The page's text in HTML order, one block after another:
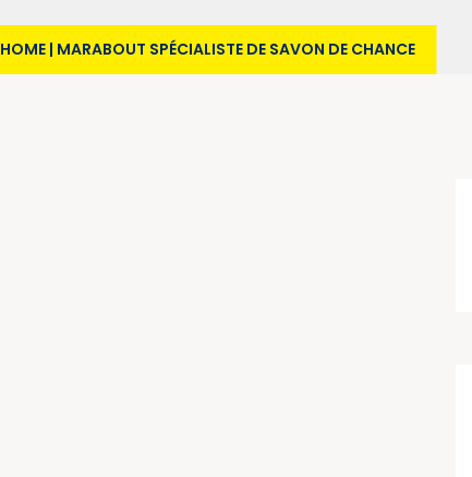
HOME| MARABOUT SPÉCIALISTE DE SAVON DE CHANCE